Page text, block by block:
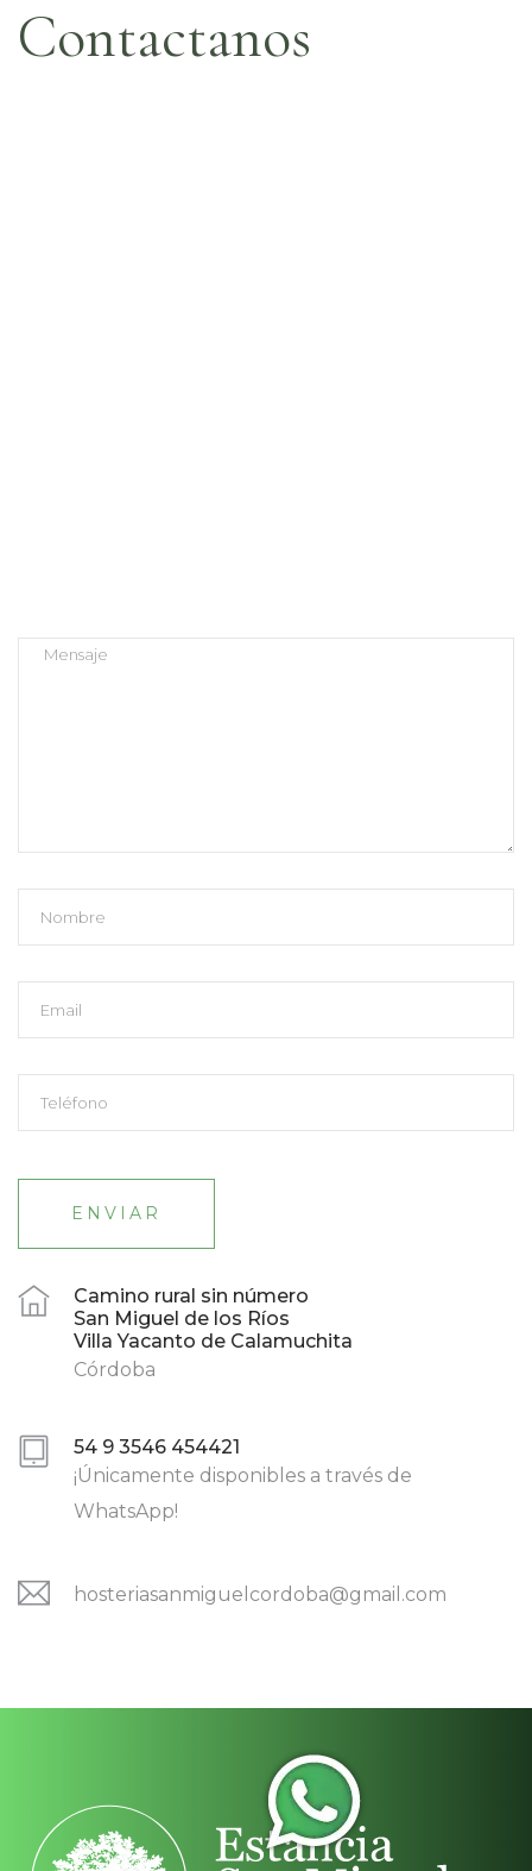
Contactanos
ENVIAR
Camino rural sin número
San Miguel de los Ríos
Villa Yacanto de Calamuchita
Córdoba
54 9 3546 454421
¡Únicamente disponibles a través de
WhatsApp!
hosteriasanmiguelcordoba@gmail.com